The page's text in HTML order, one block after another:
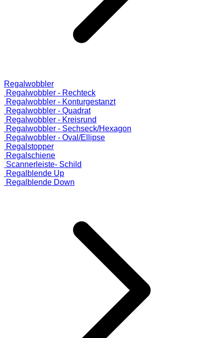
Regalwobbler
Regalwobbler - Rechteck
Regalwobbler - Konturgestanzt
Regalwobbler - Quadrat
Regalwobbler - Kreisrund
Regalwobbler - Sechseck/Hexagon
Regalwobbler - Oval/Ellipse
Regalstopper
Regalschiene
Scannerleiste- Schild
Regalblende Up
Regalblende Down